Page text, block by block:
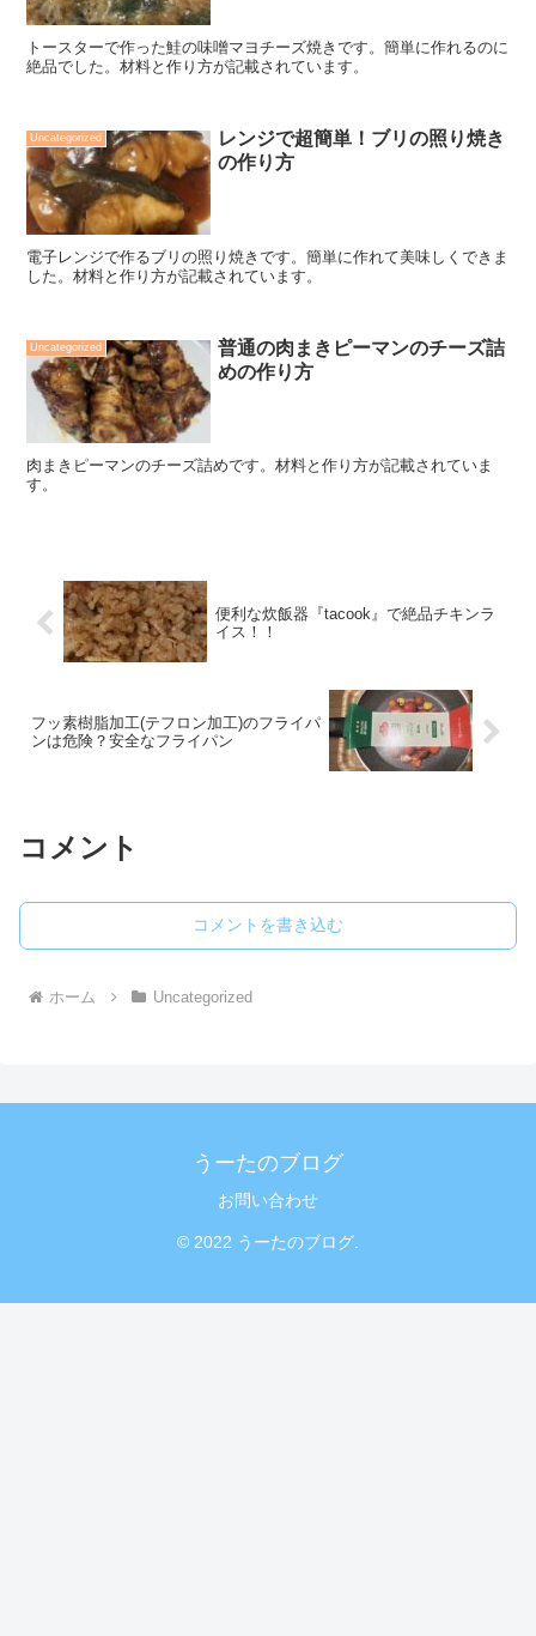
トースターで作った鮭の味噌マヨチーズ焼きです。簡単に作れるのに
絶品でした。材料と作り方が記載されています。
Uncategorized
レンジで超簡単！ブリの照り焼き
の作り方
電子レンジで作るブリの照り焼きです。簡単に作れて美味しくできま
した。材料と作り方が記載されています。
Uncategorized
普通の肉まきピーマンのチーズ詰
めの作り方
肉まきピーマンのチーズ詰めです。材料と作り方が記載されていま
す。
便利な炊飯器『tacook』で絶品チキンラ
イス！！
フッ素樹脂加工(テフロン加工)のフライパ
ンは危険？安全なフライパン
コメント
コメントを書き込む
ホーム Uncategorized
うーたのブログ
お問い合わせ
© 2022 うーたのブログ.